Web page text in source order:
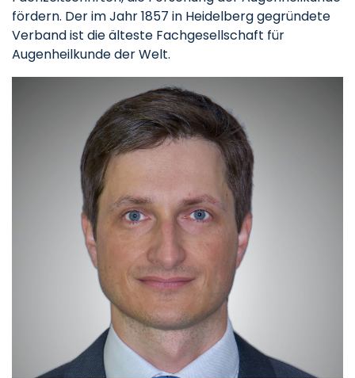
fördern. Der im Jahr 1857 in Heidelberg gegründete
Verband ist die älteste Fachgesellschaft für
Augenheilkunde der Welt.